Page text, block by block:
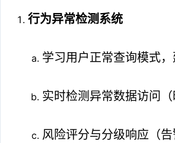
行为异常检测系统
学习用户正常查询模式
实时检测异常数据访问
风险评分与分级响应（